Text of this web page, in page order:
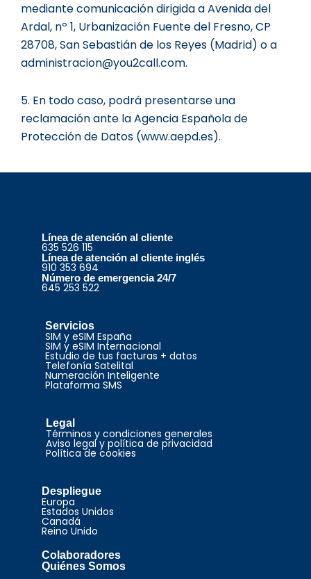
mediante comunicación dirigida a Avenida del
Ardal, nº 1, Urbanización Fuente del Fresno, CP
28708, San Sebastián de los Reyes (Madrid) o a
administracion@you2call.com.
5. En todo caso, podrá presentarse una
reclamación ante la Agencia Española de
Protección de Datos (www.aepd.es).
Línea de atención al cliente
635 526 115
Línea de atención al cliente inglés
910 353 694
Número de emergencia 24/7
645 253 522
Servicios
SIM y eSIM España
SIM y eSIM Internacional
Estudio de tus facturas + datos
Telefonía Satelital
Numeración Inteligente
Plataforma SMS
Legal
Términos y condiciones generales
Aviso legal y política de privacidad
Política de cookies
Despliegue
Europa
Estados Unidos
Canadá
Reino Unido
Colaboradores
Quiénes Somos